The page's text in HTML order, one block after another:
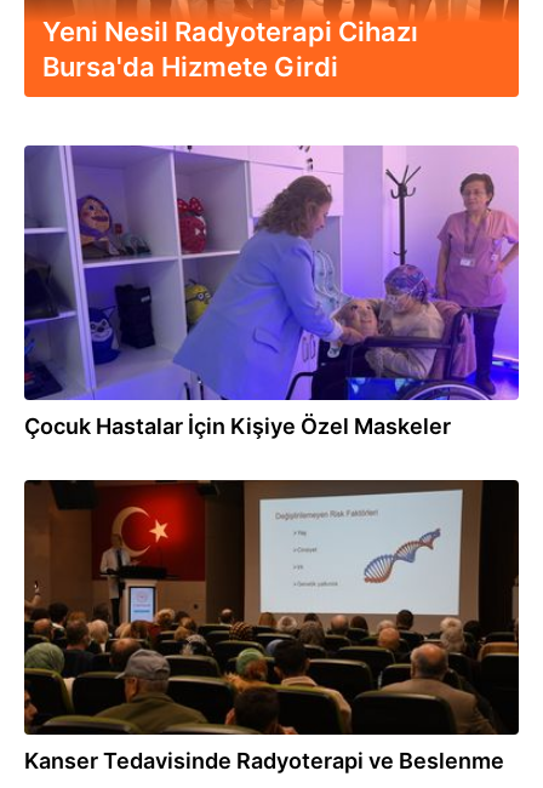
Yeni Nesil Radyoterapi Cihazı
Bursa'da Hizmete Girdi
18.02.2026
Çocuk Hastalar İçin Kişiye Özel Maskeler
13.02.2026
Kanser Tedavisinde Radyoterapi ve Beslenme